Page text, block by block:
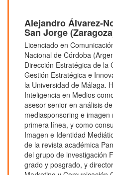
Alejandro Álvarez-
San Jorge
Licenciado en
Nacional de Córdoba
Dirección Estratégica de la
Gestión Estratégica e
la Universidad de Málaga.
Inteligencia en Medios
asesor senior en análisis
mediasponsoring e
primera línea, y como
Imagen e Identidad
de la revista académica
del grupo de investigación
grado y posgrado, y